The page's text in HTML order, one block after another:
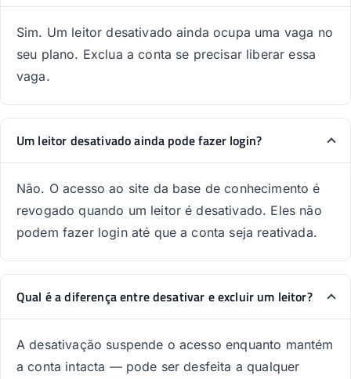
Sim. Um leitor desativado ainda ocupa uma vaga no
seu plano. Exclua a conta se precisar liberar essa
vaga.
Um leitor desativado ainda pode fazer login?
Não. O acesso ao site da base de conhecimento é
revogado quando um leitor é desativado. Eles não
podem fazer login até que a conta seja reativada.
Qual é a diferença entre desativar e excluir um leitor?
A desativação suspende o acesso enquanto mantém
a conta intacta — pode ser desfeita a qualquer